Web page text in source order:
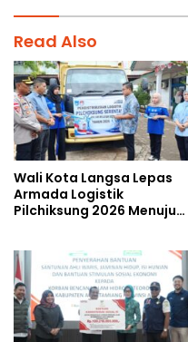
Read Also
Wali Kota Langsa Lepas
Armada Logistik
Pilchiksung 2026 Menuju